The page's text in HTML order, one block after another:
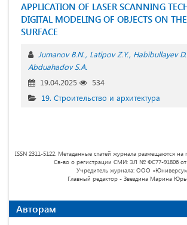
APPLICATION OF LASER SCANNING
DIGITAL MODELING OF OBJECTS ON
SURFACE
Jumanov B.N. Latipov Z.Y. Habibullayev
Abduahadov S.A.
19.04.2025
534
19. Строительство и архитектура
ISSN 2311-5122. Метаданные статей журнала размещаются на
Св-во о регистрации СМИ: ЭЛ № ФС77-91806 от
Учредитель журнала: ООО
Главный редактор - Звездина Марина
Авторам